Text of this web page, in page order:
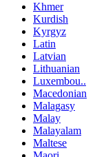
Khmer
Kurdish
Kyrgyz
Latin
Latvian
Lithuanian
Luxembou..
Macedonian
Malagasy
Malay
Malayalam
Maltese